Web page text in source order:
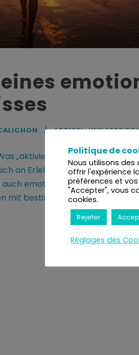
ARTIKEL,
„aktiviert“ eine Emotion in
an Erlebtes zu erinnern. Es ist
emotional. Der Moment, in
bestimmten Umständen und
Politique de
Nous utilisons des
offrir l'expérience
préférences et
"Accepter", vous
cookies.
Rejeter
Réglages des